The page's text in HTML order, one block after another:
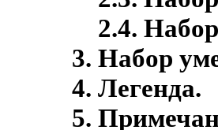
2.4.
Набор
Легенда.